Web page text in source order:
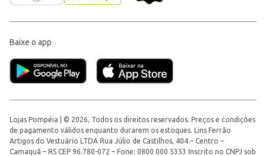
Baixe o app
Lojas Pompéia | © 2026, Todos os direitos reservados. Preços e condições
de pagamento válidos enquanto durarem os estoques. Lins Ferrão
Artigos do Vestuário LTDA Rua Júlio de Castilhos, 404 – Centro –
Camaquã – RS CEP 96.780-072 – Fone: 0800 000 5353 Inscrito no CNPJ sob